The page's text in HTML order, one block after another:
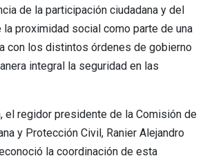
de la participación ciudadana y del
proximidad social como parte de una
con los distintos órdenes de gobierno
integral la seguridad en las
el regidor presidente de la Comisión de
y Protección Civil, Ranier Alejandro
la coordinación de esta